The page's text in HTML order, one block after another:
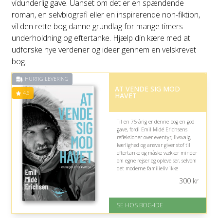
vidunderlig gave. Uanset om det er en spændende
roman, en selvbiografi eller en inspirerende non-fiktion,
vil den rette bog danne grundlag for mange timers
underholdning og eftertanke. Hjælp din kære med at
udforske nye verdener og ideer gennem en velskrevet
bog.
HURTIG LEVERING
4.6 AT VENDE SIG MOD
HAVET
Til en 75-årig er denne bog en god
gave, fordi Emil Midé Erichsens
refleksioner over eventyr, livsvalg,
kærlighed og ansvar giver stof til
eftertanke og måske vækker minder
om egne rejser og oplevelser, selvom
det moderne familieliv ikke
På lager
Levering: 1-3 hverdage -
300kr
SE HOS BOG-IDE